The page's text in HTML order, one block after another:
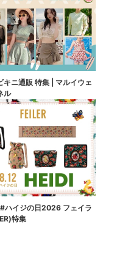
キニ通販 特集 | マルイウェ
ル
ハイジの日2026 フェイラ
特集